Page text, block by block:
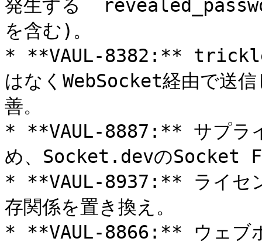
発生する
を含む)。
* **VAUL-8382:** trickle
はなくWebSocket経由で送
善。
* **VAUL-8887:** サプライ
め、Socket.devのSocket
* **VAUL-8937:** ライセ
存関係を置き換え。
* **VAUL-8866:** ウェブ